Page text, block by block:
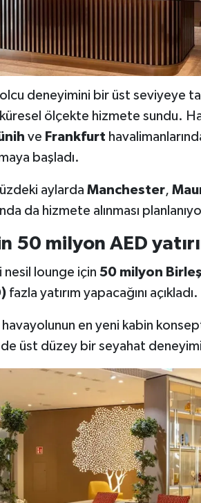
deneyimini bir üst seviyeye
ölçekte hizmete sundu.
ve Frankfurt
başladı.
aylarda Manchester,
da hizmete alınması
50 milyon AED
nesil lounge için 50 milyon
fazla yatırım yapacağını açıkladı.
havayolunun en yeni kabin
üst düzey bir seyahat